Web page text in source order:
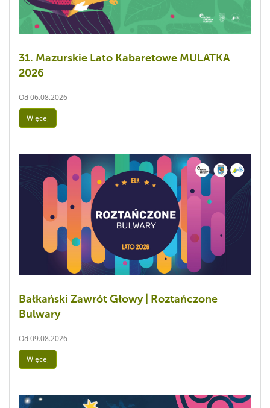
31. Mazurskie Lato Kabaretowe MULATKA
2026
Od06.08.2026
Więcej
Bałkański Zawrót Głowy | Roztańczone
Bulwary
Od09.08.2026
Więcej